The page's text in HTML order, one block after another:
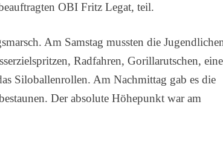
OBI Fritz Legat, teil.
Am Samstag mussten die
Radfahren, Gorillarutschen, eine
Siloballenrollen. Am Nachmittag gab es die
Der absolute Höhepunkt war am